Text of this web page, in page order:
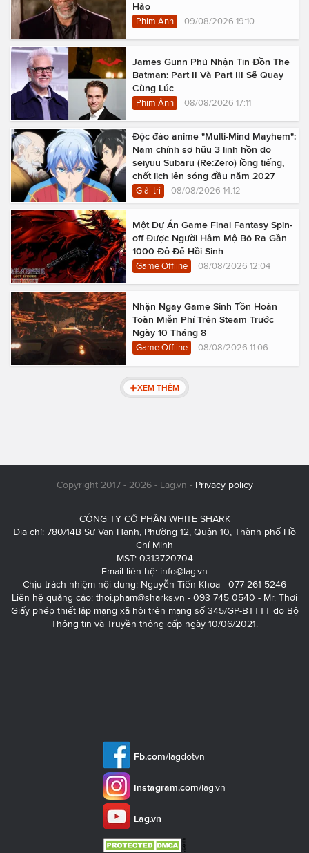
Hảo
Phim Ảnh 09/08/2026 19:10
James Gunn Phủ Nhận Tin Đồn The
Batman: Part II Và Part III Sẽ Quay
Cùng Lúc
Phim Ảnh 08/08/2026 17:11
Độc đáo anime "Multi-Mind Mayhem":
Nam chính sở hữu 3 linh hồn do
seiyuu Subaru (Re:Zero) lồng tiếng,
chốt lịch lên sóng đầu năm 2027
Giải trí 08/08/2026 14:12
Một Dự Án Game Final Fantasy Spin-
off Được Người Hâm Mộ Bỏ Ra Gần
1000 Đô Để Hồi Sinh
Game Offline 08/08/2026 12:04
Nhận Ngay Game Sinh Tồn Hoàn
Toàn Miễn Phí Trên Steam Trước
Ngày 10 Tháng 8
Game Offline 08/08/2026 11:06
XEM THÊM
Copyright 2017 - 2026 - Lag.vn - Privacy policy
CÔNG TY CỔ PHẦN WHITE SHARK
Địa chỉ: 780/14B Sư Vạn Hạnh, Phường 12, Quận 10, Thành phố Hồ
Chí Minh
MST: 0313720704
Email liên hệ: info@lag.vn
Chịu trách nhiệm nội dung: Nguyễn Tiến Khoa - 077 261 5246
Liên hệ quảng cáo: thoi.pham@sharks.vn - 093 745 0540 - Mr. Thơi
Giấy phép thiết lập mạng xã hội trên mạng số 345/GP-BTTTT do Bộ
Thông tin và Truyền thông cấp ngày 10/06/2021.
Fb.com/lagdotvn
Instagram.com/lag.vn
Lag.vn